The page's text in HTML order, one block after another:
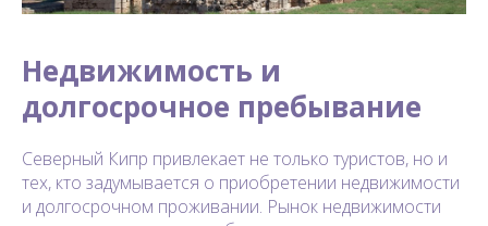
Недвижимость и
долгосрочное пребывание
Северный Кипр привлекает не только туристов, но и
тех, кто задумывается о приобретении недвижимости
и долгосрочном проживании. Рынок недвижимости